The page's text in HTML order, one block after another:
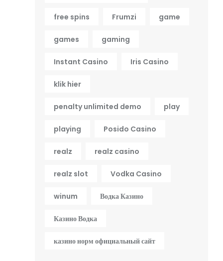
free spins Frumzi game
games gaming
Instant Casino Iris Casino
klik hier
penalty unlimited demo play
playing Posido Casino
realz realz casino
realz slot Vodka Casino
winum Водка Казино
Казино Водка
казино норм официальный сайт